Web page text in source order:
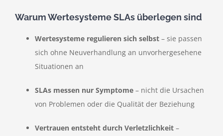
Warum Wertesysteme SLAs überlegen sind
Wertesysteme regulieren sich selbst – sie passen
sich ohne Neuverhandlung an unvorhergesehene
Situationen an
SLAs messen nur Symptome – nicht die Ursachen
von Problemen oder die Qualität der Beziehung
Vertrauen entsteht durch Verletzlichkeit –